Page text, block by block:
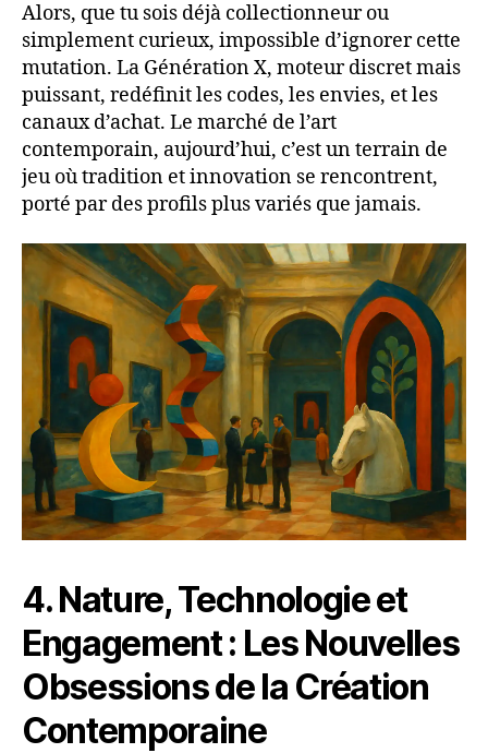
Alors, que tu sois déjà collectionneur ou
simplement curieux, impossible d’ignorer cette
mutation. La Génération X, moteur discret mais
puissant, redéfinit les codes, les envies, et les
canaux d’achat. Le marché de l’art
contemporain, aujourd’hui, c’est un terrain de
jeu où tradition et innovation se rencontrent,
porté par des profils plus variés que jamais.
4. Nature, Technologie et
Engagement : Les Nouvelles
Obsessions de la Création
Contemporaine